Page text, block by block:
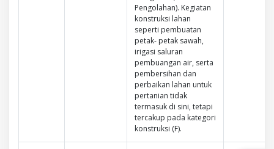
Pengolahan). Kegiatan
konstruksi lahan
seperti pembuatan
petak- petak sawah,
irigasi saluran
pembuangan air, serta
pembersihan dan
perbaikan lahan untuk
pertanian tidak
termasuk di sini, tetapi
tercakup pada kategori
konstruksi (F).